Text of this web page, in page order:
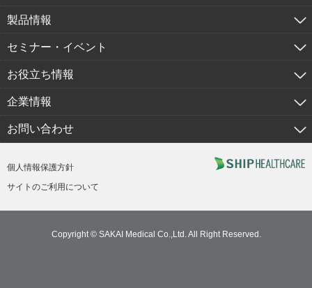
製品情報
セミナー・イベント
お役立ち情報
企業情報
お問い合わせ
個人情報保護方針
サイトのご利用について
Copyright © SAKAI Medical Co.,Ltd. All Right Reserved.